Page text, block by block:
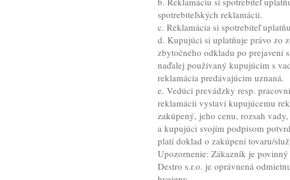
spotrebiteľských reklamácii.
c. Reklamácia si spotrebiteľ
d. Kupujúci si uplatňuje právo zo
zbytočného odkladu po prejavení
naďalej používaný kupujúcim s
reklamácia predávajúcim uznaná.
e. Vedúci prevádzky resp.
reklamácii vystaví kupujúcemu
zakúpený, jeho cenu, rozsah
a kupujúci svojím podpisom
platí doklad o zakúpení tovaru/
Upozornenie: Zákazník je
Destro s.r.o. je oprávnená